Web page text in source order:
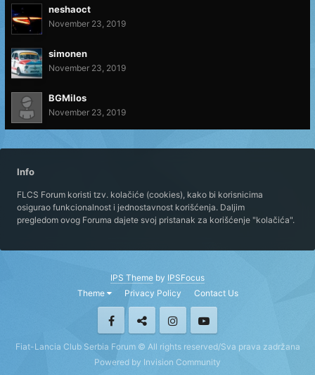
neshaoct
November 23, 2019
simonen
November 23, 2019
BGMilos
November 23, 2019
Info
FLCS Forum koristi tzv. kolačiće (cookies), kako bi korisnicima
osigurao funkcionalnost i jednostavnost korišćenja. Daljim
pregledom ovog Foruma dajete svoj pristanak za korišćenje "kolačića".
IPS Theme by IPSFocus
Theme
Privacy Policy Contact Us
Fiat-Lancia Club Serbia Forum © All rights reserved/Sva prava zadržana
Powered by Invision Community